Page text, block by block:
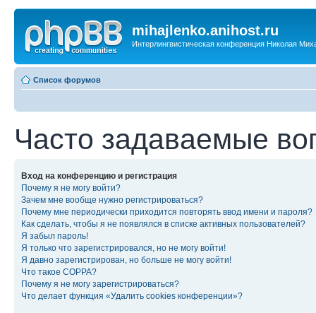
mihajlenko.anihost.ru
Интерлингвистическая конференция Николая
Список форумов
Часто задаваемые
Вход на конференцию и регистрация
Почему я не могу войти?
Зачем мне вообще нужно регистрироваться?
Почему мне периодически приходится повторять ввод имени и пароля?
Как сделать, чтобы я не появлялся в списке активных пользователей?
Я забыл пароль!
Я только что зарегистрировался, но не могу войти!
Я давно зарегистрирован, но больше не могу войти!
Что такое COPPA?
Почему я не могу зарегистрироваться?
Что делает функция «Удалить cookies конференции»?